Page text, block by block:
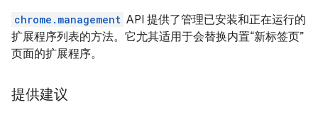
chrome.management API 提供了管理已安装和正在运行的
扩展程序列表的方法。它尤其适用于会替换内置“新标签页”
页面的扩展程序。
提供建议